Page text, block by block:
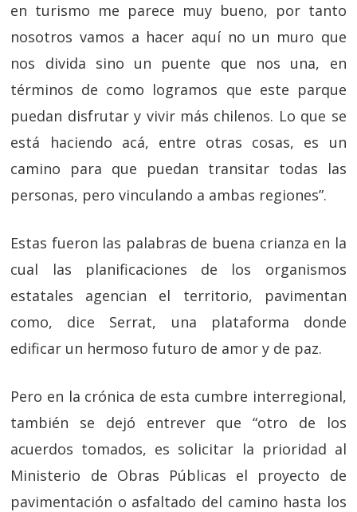
en turismo me parece muy bueno, por tanto
nosotros vamos a hacer aquí no un muro que
nos divida sino un puente que nos una, en
términos de como logramos que este parque
puedan disfrutar y vivir más chilenos. Lo que se
está haciendo acá, entre otras cosas, es un
camino para que puedan transitar todas las
personas, pero vinculando a ambas regiones”.
Estas fueron las palabras de buena crianza en la
cual las planificaciones de los organismos
estatales agencian el territorio, pavimentan
como, dice Serrat, una plataforma donde
edificar un hermoso futuro de amor y de paz.
Pero en la crónica de esta cumbre interregional,
también se dejó entrever que“otro de los
acuerdos tomados, es solicitar la prioridad al
Ministerio de Obras Públicas el proyecto de
pavimentación o asfaltado del camino hasta los